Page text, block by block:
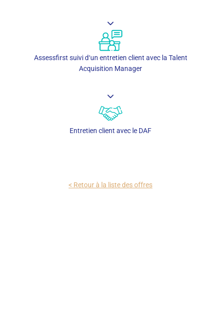
Assessfirst suivi d‘un entretien client avec la Talent
Acquisition Manager
Entretien client avec le DAF
< Retour à la liste des offres